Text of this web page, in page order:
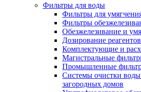
Фильтры для воды
Фильтры для
Фильтры
Обезжелезивание и
Дозирование реагентов
Комплектующие и
Магистральные
Промышленные
Системы очистки воды
загородных домов